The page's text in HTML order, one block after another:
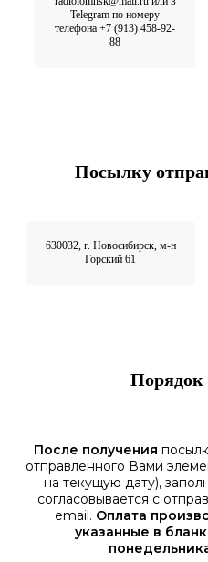
Telegram по номеру
телефона +7 (913) 458-92-
88
Посылку
630032, г. Новосибирск, м-н
Горский 61
Порядок
После получения
отправленного Вами
на текущую дату),
согласовывается с
email. Оплата
указанные в